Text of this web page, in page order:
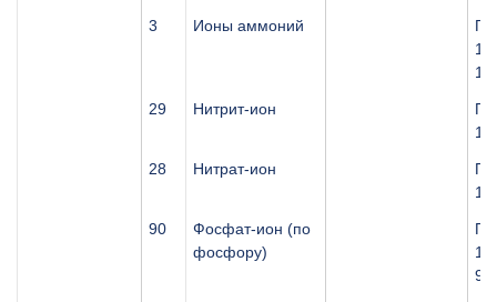
3 Ионы аммоний
10
29 Нитрит-ион
28 Нитрат-ион
90
Фосфат-ион (по
фосфору)
97